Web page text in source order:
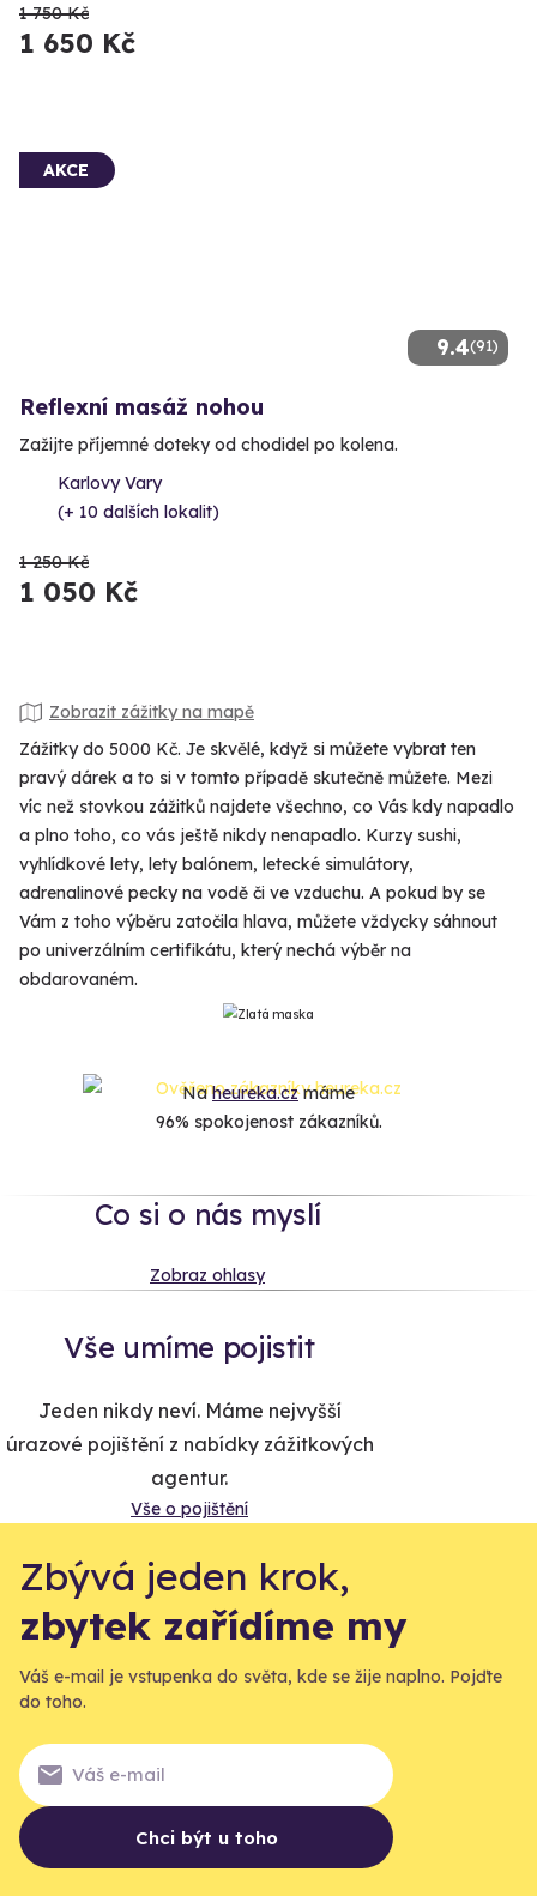
1 750 Kč
1 650 Kč
9.4(91)
AKCE
Reflexní masáž nohou
Zažijte příjemné doteky od chodidel po kolena.
Karlovy Vary
(+ 10 dalších lokalit)
1 250 Kč
1 050 Kč
Zobrazit zážitky na mapě
Zážitky do 5000 Kč. Je skvělé, když si můžete vybrat ten
pravý dárek a to si v tomto případě skutečně můžete. Mezi
víc než stovkou zážitků najdete všechno, co Vás kdy napadlo
a plno toho, co vás ještě nikdy nenapadlo. Kurzy sushi,
vyhlídkové lety, lety balónem, letecké simulátory,
adrenalinové pecky na vodě či ve vzduchu. A pokud by se
Vám z toho výběru zatočila hlava, můžete vždycky sáhnout
po univerzálním certifikátu, který nechá výběr na
obdarovaném.
Naheureka.czmáme
96% spokojenost zákazníků.
Co si o nás myslí
Zobraz ohlasy
Vše umíme pojistit
Jeden nikdy neví. Máme nejvyšší
úrazové pojištění z nabídky zážitkových
agentur.
Vše o pojištění
Zbývá jeden krok,
zbytek zařídíme my
Váš e-mail je vstupenka do světa, kde se žije naplno. Pojďte
do toho.
Chci být u toho